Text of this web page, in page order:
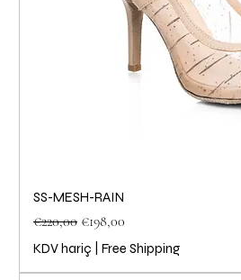
SS-MESH-RAIN
Normal Fiyat
€220,00 İndirimli Fiyat
€198,00
KDV hariç Free Shipping